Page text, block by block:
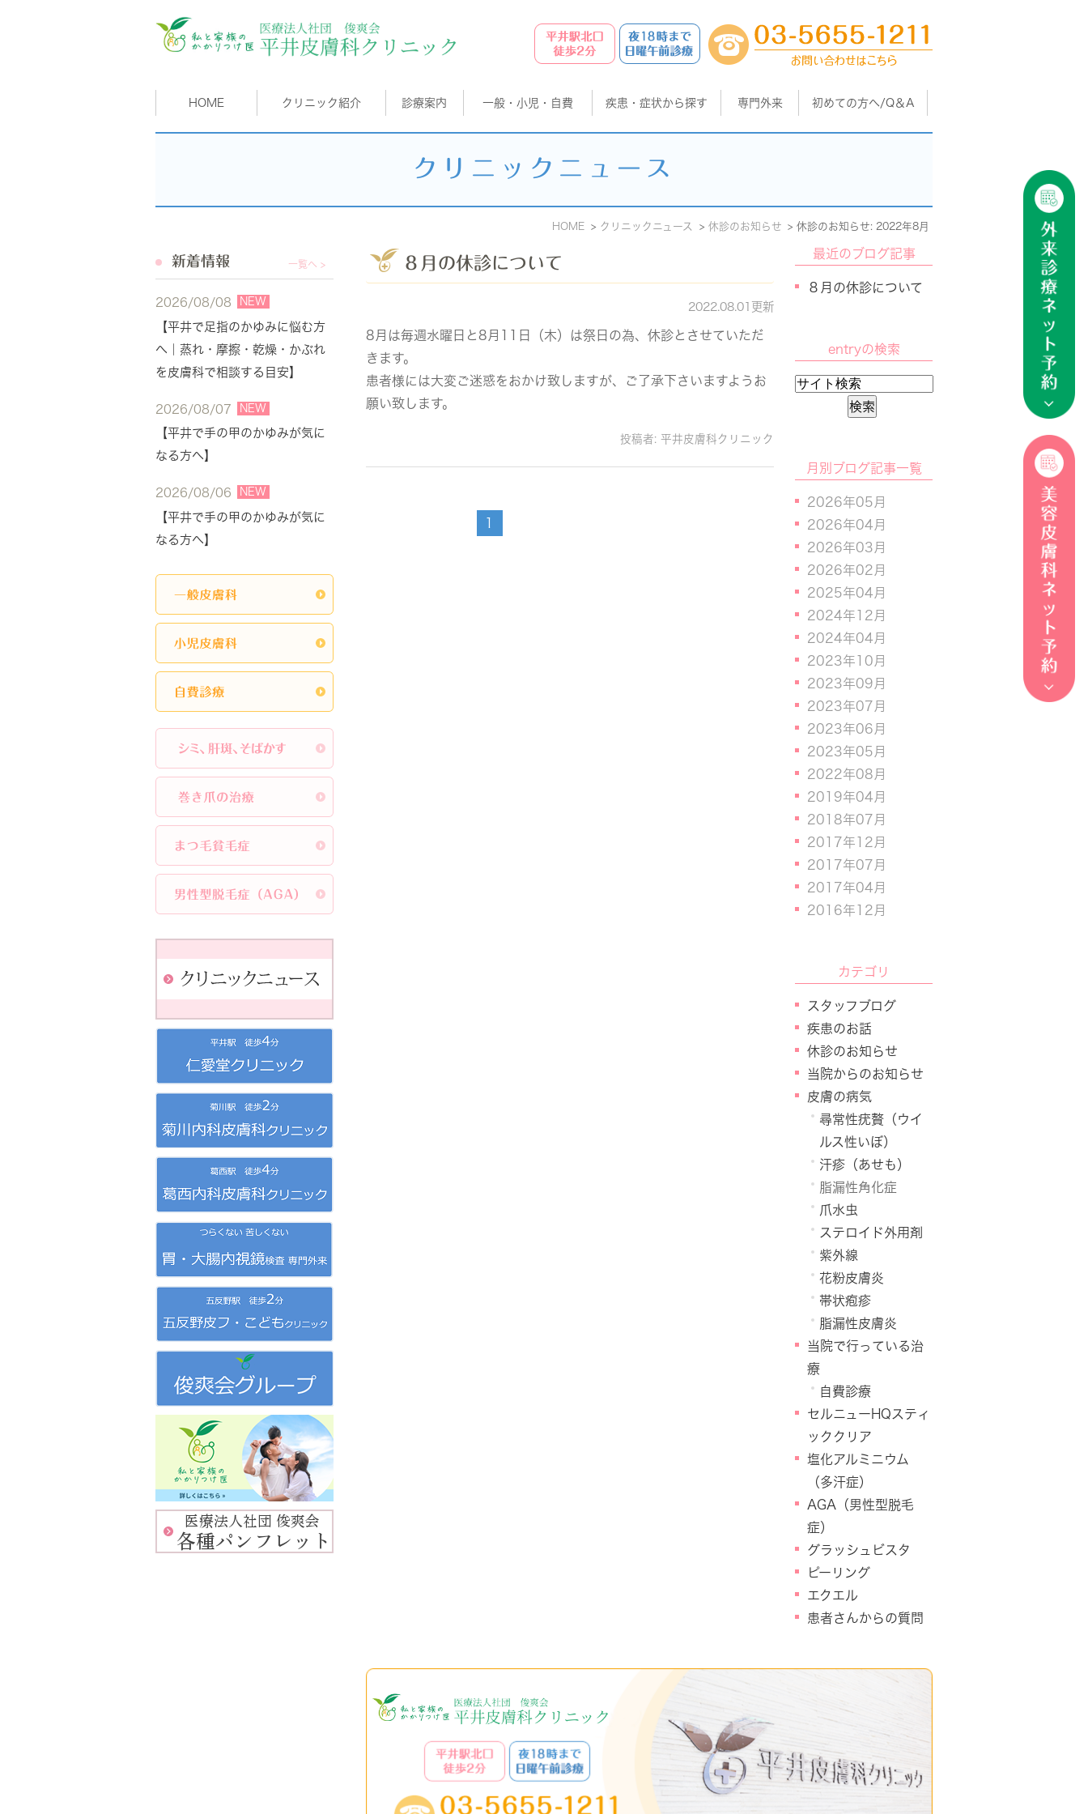
HOME クリニック紹介 診療案内 一般・小児・自費 疾患・症状から探す 専門外来 初めての方へ/Q＆A
クリニックニュース
HOME クリニックニュース 休診のお知らせ 休診のお知らせ: 2022年8月
８月の休診について
2022.08.01更新
8月は毎週水曜日と8月11日（木）は祭日の為、休診とさせていただ
きます。
患者様には大変ご迷惑をおかけ致しますが、ご了承下さいますようお
願い致します。
投稿者: 平井皮膚科クリニック
最近のブログ記事
８月の休診について
entryの検索
月別ブログ記事一覧
2026年05月
2026年04月
2026年03月
2026年02月
2025年04月
2024年12月
2024年04月
2023年10月
2023年09月
2023年07月
2023年06月
2023年05月
2022年08月
2019年04月
2018年07月
2017年12月
2017年07月
2017年04月
2016年12月
カテゴリ
スタッフブログ
疾患のお話
休診のお知らせ
当院からのお知らせ
皮膚の病気
尋常性疣贅（ウイ
ルス性いぼ）
汗疹（あせも）
脂漏性角化症
爪水虫
ステロイド外用剤
紫外線
花粉皮膚炎
帯状疱疹
脂漏性皮膚炎
当院で行っている治
療
自費診療
セルニューHQスティ
ッククリア
塩化アルミニウム
（多汗症）
AGA（男性型脱毛
症）
グラッシュビスタ
ピーリング
エクエル
患者さんからの質問
新着情報 一覧へ >
2026/08/08 NEW
【平井で足指のかゆみに悩む方
へ｜蒸れ・摩擦・乾燥・かぶれ
を皮膚科で相談する目安】
2026/08/07 NEW
【平井で手の甲のかゆみが気に
なる方へ】
2026/08/06 NEW
【平井で手の甲のかゆみが気に
なる方へ】